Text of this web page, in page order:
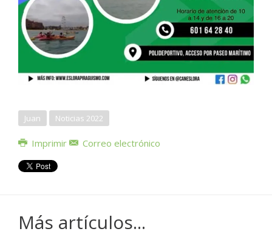
Juan Noticias 2022
Imprimir Correo electrónico
Más artículos...